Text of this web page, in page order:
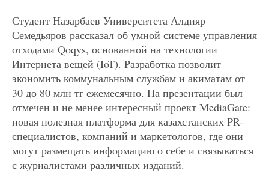
Студент Назарбаев Университета Алдияр
Семедьяров рассказал об умной системе управления
отходами Qoqys, основанной на технологии
Интернета вещей (IoT). Разработка позволит
экономить коммунальным службам и акиматам от
30 до 80 млн тг ежемесячно. На презентации был
отмечен и не менее интересный проект MediaGate:
новая полезная платформа для казахстанских PR-
специалистов, компаний и маркетологов, где они
могут размещать информацию о себе и связываться
с журналистами различных изданий.